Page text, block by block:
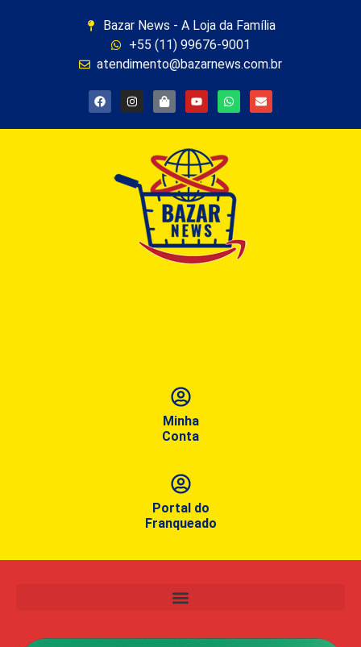
Bazar News - A Loja da Família
+55 (11) 99676-9001
atendimento@bazarnews.com.br
Minha
Conta
Portal do
Franqueado